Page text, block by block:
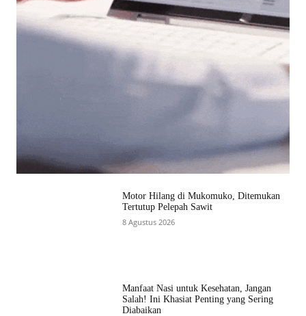
Motor Hilang di Mukomuko, Ditemukan
Tertutup Pelepah Sawit
8 Agustus 2026
Manfaat Nasi untuk Kesehatan, Jangan
Salah! Ini Khasiat Penting yang Sering
Diabaikan